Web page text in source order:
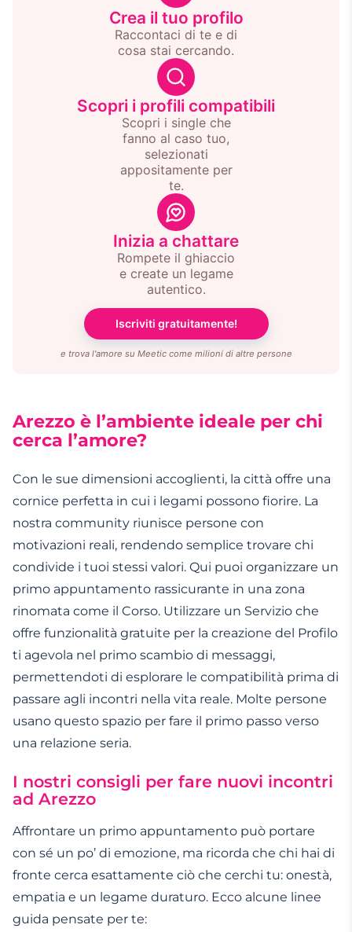
Crea il tuo profilo
Raccontaci di te e di
cosa stai cercando.
Scopri i profili compatibili
Scopri i single che
fanno al caso tuo,
selezionati
appositamente per
te.
Inizia a chattare
Rompete il ghiaccio
e create un legame
autentico.
Iscriviti gratuitamente!
e trova l'amore su Meetic come milioni di altre persone
Arezzo è l’ambiente ideale per chi
cerca l’amore?
Con le sue dimensioni accoglienti, la città offre una
cornice perfetta in cui i legami possono fiorire. La
nostra community riunisce persone con
motivazioni reali, rendendo semplice trovare chi
condivide i tuoi stessi valori. Qui puoi organizzare un
primo appuntamento rassicurante in una zona
rinomata come il Corso. Utilizzare un Servizio che
offre funzionalità gratuite per la creazione del Profilo
ti agevola nel primo scambio di messaggi,
permettendoti di esplorare le compatibilità prima di
passare agli incontri nella vita reale. Molte persone
usano questo spazio per fare il primo passo verso
una relazione seria.
I nostri consigli per fare nuovi incontri
ad Arezzo
Affrontare un primo appuntamento può portare
con sé un po’ di emozione, ma ricorda che chi hai di
fronte cerca esattamente ciò che cerchi tu: onestà,
empatia e un legame duraturo. Ecco alcune linee
guida pensate per te: